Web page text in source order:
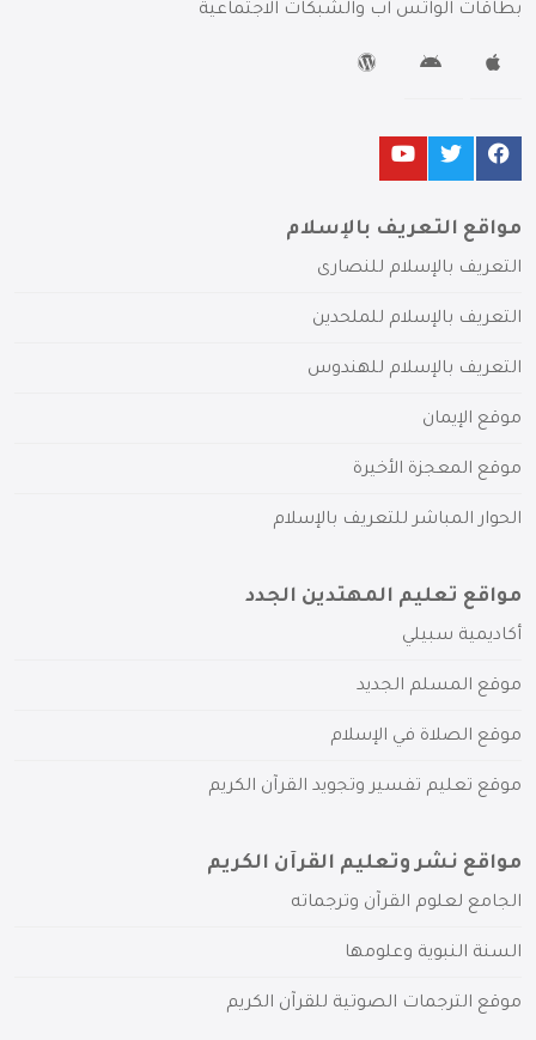
بطاقات الواتس آب والشبكات الاجتماعية
مواقع التعريف بالإسلام
التعريف بالإسلام للنصارى
التعريف بالإسلام للملحدين
التعريف بالإسلام للهندوس
موقع الإيمان
موقع المعجزة الأخيرة
الحوار المباشر للتعريف بالإسلام
مواقع تعليم المهتدين الجدد
أكاديمية سبيلي
موقع المسلم الجديد
موقع الصلاة في الإسلام
موقع تعليم تفسير وتجويد القرآن الكريم
مواقع نشر وتعليم القرآن الكريم
الجامع لعلوم القرآن وترجماته
السنة النبوية وعلومها
موقع الترجمات الصوتية للقرآن الكريم